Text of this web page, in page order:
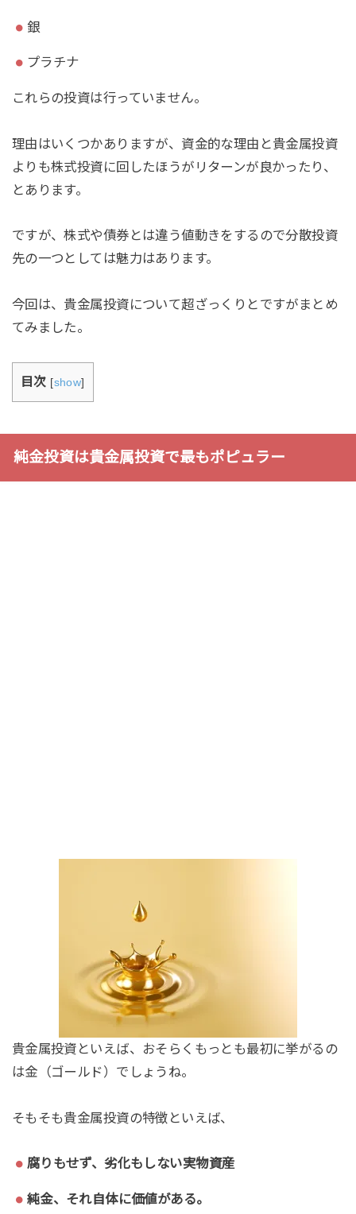
銀
プラチナ
これらの投資は行っていません。
理由はいくつかありますが、資金的な理由と貴金属投資
よりも株式投資に回したほうがリターンが良かったり、
とあります。
ですが、株式や債券とは違う値動きをするので分散投資
先の一つとしては魅力はあります。
今回は、貴金属投資について超ざっくりとですがまとめ
てみました。
目次 [show]
純金投資は貴金属投資で最もポピュラー
貴金属投資といえば、おそらくもっとも最初に挙がるの
は金（ゴールド）でしょうね。
そもそも貴金属投資の特徴といえば、
腐りもせず、劣化もしない実物資産
純金、それ自体に価値がある。